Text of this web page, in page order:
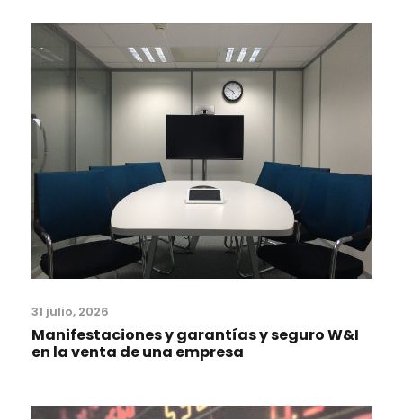
31 julio, 2026
Manifestaciones y garantías y seguro W&I
en la venta de una empresa